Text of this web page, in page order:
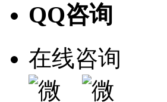
QQ咨询
在线咨询